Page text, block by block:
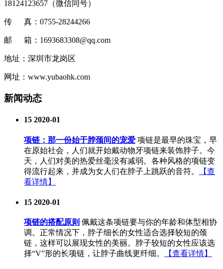
18124123657（微信同号）
传 真：0755-28244266
邮 箱：1693683308@qq.com
地址：深圳市龙岗区
网址：www.yubaohk.com
新闻动态
15 2020-01
项链：那一份始于脖颈间的宠爱 项链是最早的珠宝，早
在原始社会，人们就开始戴动物牙项链来装饰脖子。今
天，人们对美的热爱丝毫没有减弱。各种风格的项链变
得流行起来，并成为女人们在脖子上跳跃的音符。
【查
看详情】
15 2020-01
项链的搭配原则 佩戴这条项链要与你的年龄和体型相协
调。正常情况下，脖子细长的女性适合选择较短的颈
链，这样可以展现女性的美丽。脖子较短的女性应该选
择“V”形的长项链，让脖子曲线更纤细。
【查看详情】